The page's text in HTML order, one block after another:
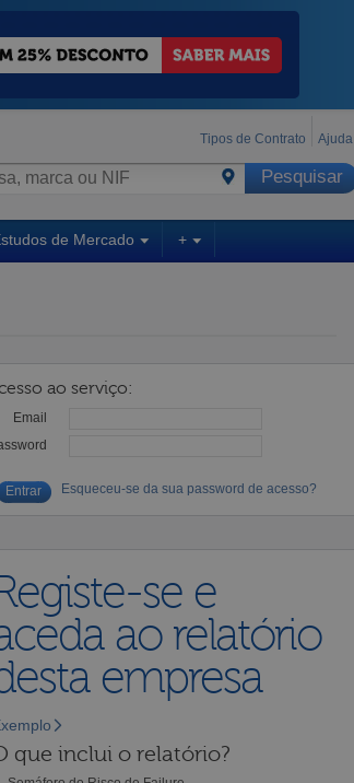
Tipos de Contrato Ajuda
de Mercado +
ao serviço:
Email
Esqueceu-se da sua password de acesso?
se e
ao relatório
empresa
que inclui o relatório?